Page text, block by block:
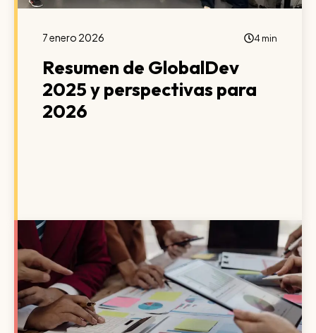
7 enero 2026 4 min
Resumen de GlobalDev
2025 y perspectivas para
2026